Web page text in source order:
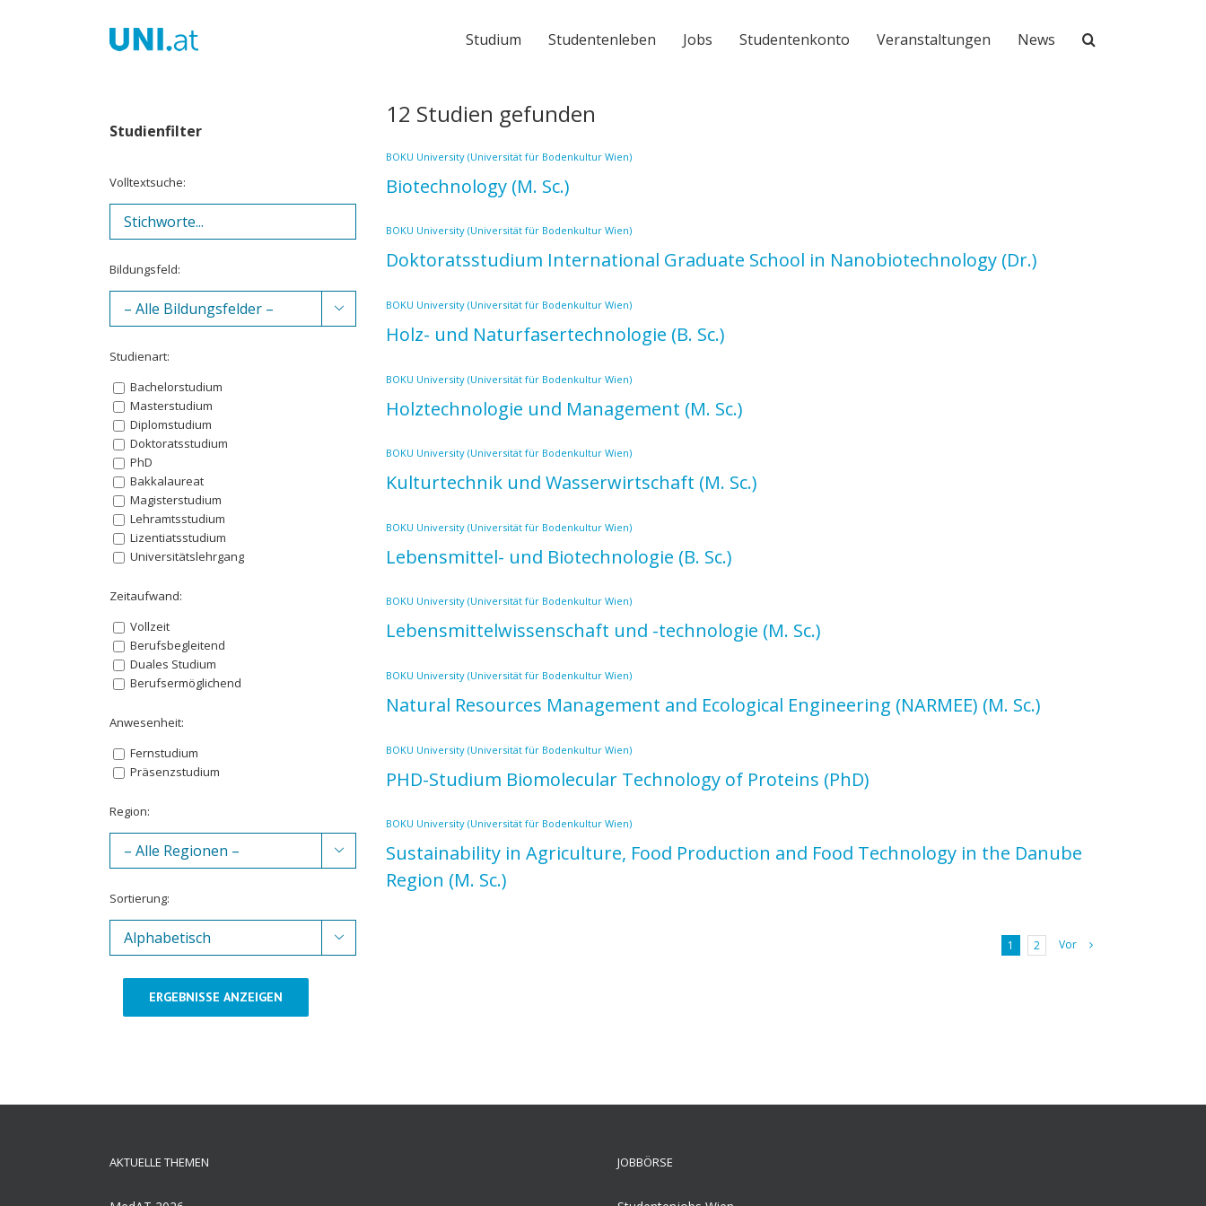
Studium Studentenleben Jobs Studentenkonto Veranstaltungen News
12 Studien gefunden
BOKU University (Universität für Bodenkultur Wien)
Biotechnology (M. Sc.)
BOKU University (Universität für Bodenkultur Wien)
Doktoratsstudium International Graduate School in Nanobiotechnology (Dr.)
BOKU University (Universität für Bodenkultur Wien)
Holz- und Naturfasertechnologie (B. Sc.)
BOKU University (Universität für Bodenkultur Wien)
Holztechnologie und Management (M. Sc.)
BOKU University (Universität für Bodenkultur Wien)
Kulturtechnik und Wasserwirtschaft (M. Sc.)
BOKU University (Universität für Bodenkultur Wien)
Lebensmittel- und Biotechnologie (B. Sc.)
BOKU University (Universität für Bodenkultur Wien)
Lebensmittelwissenschaft und -technologie (M. Sc.)
BOKU University (Universität für Bodenkultur Wien)
Natural Resources Management and Ecological Engineering (NARMEE) (M. Sc.)
BOKU University (Universität für Bodenkultur Wien)
PHD-Studium Biomolecular Technology of Proteins (PhD)
BOKU University (Universität für Bodenkultur Wien)
Sustainability in Agriculture, Food Production and Food Technology in the Danube
Region (M. Sc.)
1 2 Vor
Studienfilter
Volltextsuche:
Bildungsfeld:

Studienart:
Bachelorstudium
Masterstudium
Diplomstudium
Doktoratsstudium
PhD
Bakkalaureat
Magisterstudium
Lehramtsstudium
Lizentiatsstudium
Universitätslehrgang
Zeitaufwand:
Vollzeit
Berufsbegleitend
Duales Studium
Berufsermöglichend
Anwesenheit:
Fernstudium
Präsenzstudium
Region:

Sortierung:

ERGEBNISSE ANZEIGEN
AKTUELLE THEMEN JOBBÖRSE